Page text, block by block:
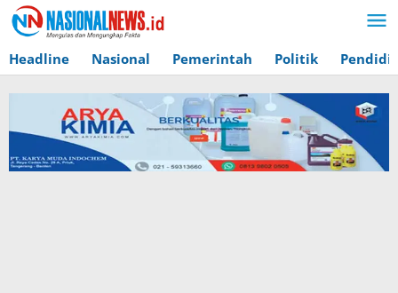
Lewati
ke
konten
Headline Nasional Pemerintah Politik